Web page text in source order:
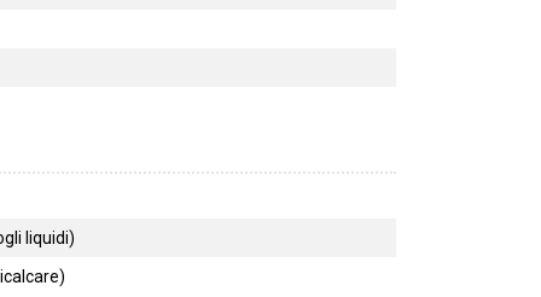
liquidi)